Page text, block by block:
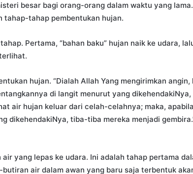
besar bagi orang-orang dalam waktu yang
tahap-tahap pembentukan hujan.
Pertama, “bahan baku” hujan naik ke udara,
hujan. “Dialah Allah Yang mengirimkan angin,
di langit menurut yang dikehendakiNya,
air hujan keluar dari celah-celahnya; maka, apabila
dikehendakiNya, tiba-tiba mereka menjadi
yang lepas ke udara. Ini adalah tahap pertama
air dalam awan yang baru saja terbentuk